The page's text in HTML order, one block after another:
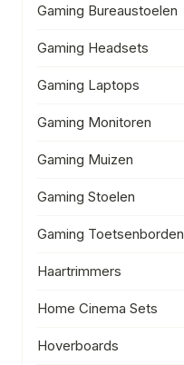
Gaming Bureaustoelen
Gaming Headsets
Gaming Laptops
Gaming Monitoren
Gaming Muizen
Gaming Stoelen
Gaming Toetsenborden
Haartrimmers
Home Cinema Sets
Hoverboards